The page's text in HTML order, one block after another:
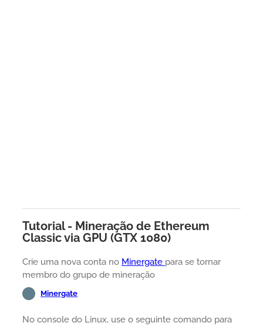
Tutorial - Mineração de Ethereum
Classic via GPU (GTX 1080)
Crie uma nova conta no Minergate para se tornar
membro do grupo de mineração
Minergate
No console do Linux, use o seguinte comando para